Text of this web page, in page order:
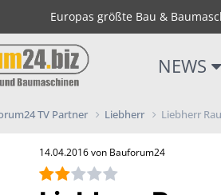
Europas größte Bau &
NEWS
TV Partner Liebherr Liebherr
14.04.2016 von Bauforum24